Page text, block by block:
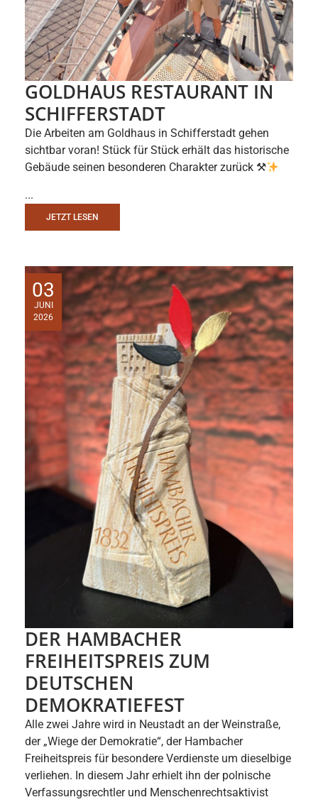
GOLDHAUS RESTAURANT IN
SCHIFFERSTADT
Die Arbeiten am Goldhaus in Schifferstadt gehen
sichtbar voran! Stück für Stück erhält das historische
Gebäude seinen besonderen Charakter zurück ⚒
...
JETZT LESEN
03
JUNI
2026
DER HAMBACHER
FREIHEITSPREIS ZUM
DEUTSCHEN
DEMOKRATIEFEST
Alle zwei Jahre wird in Neustadt an der Weinstraße,
der „Wiege der Demokratie“, der Hambacher
Freiheitspreis für besondere Verdienste um dieselbige
verliehen. In diesem Jahr erhielt ihn der polnische
Verfassungsrechtler und Menschenrechtsaktivist